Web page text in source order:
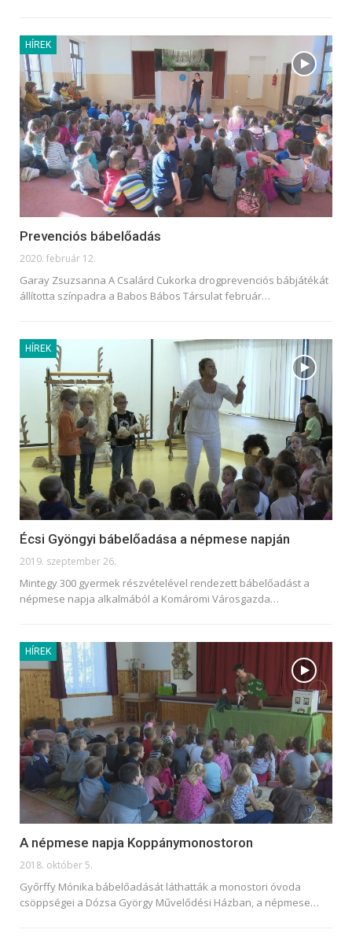
HÍREK
Prevenciós bábelőadás
2020. február 12.
Garay Zsuzsanna A Csalárd Cukorka drogprevenciós bábjátékát
állította színpadra a Babos Bábos Társulat február…
HÍREK
Écsi Gyöngyi bábelőadása a népmese napján
2019. szeptember 26.
Mintegy 300 gyermek részvételével rendezett bábelőadást a
népmese napja alkalmából a Komáromi Városgazda…
HÍREK
A népmese napja Koppánymonostoron
2018. október 5.
Győrffy Mónika bábelőadását láthatták a monostori óvoda
csöppségei a Dózsa György Művelődési Házban, a népmese…